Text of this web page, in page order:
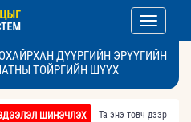
Toggle
ДҮҮРГИЙН ЭРҮҮГИЙН
ТОЙРГИЙН ШҮҮХ
ШИНЭЧЛЭХ
Та энэ товч дээр